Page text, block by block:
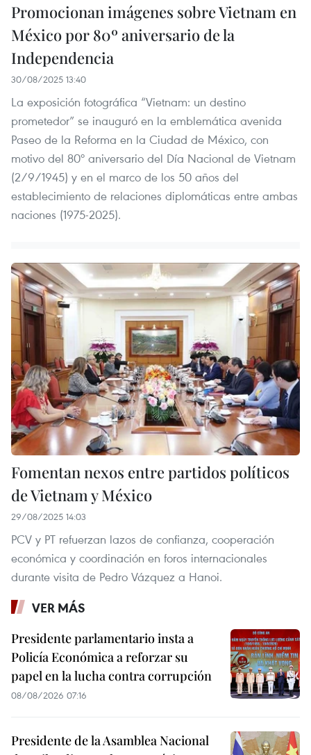
Promocionan imágenes sobre Vietnam en
México por 80º aniversario de la
Independencia
30/08/2025 13:40
La exposición fotográfica “Vietnam: un destino
prometedor” se inauguró en la emblemática avenida
Paseo de la Reforma en la Ciudad de México, con
motivo del 80º aniversario del Día Nacional de Vietnam
(2/9/1945) y en el marco de los 50 años del
establecimiento de relaciones diplomáticas entre ambas
naciones (1975-2025).
Fomentan nexos entre partidos políticos
de Vietnam y México
29/08/2025 14:03
PCV y PT refuerzan lazos de confianza, cooperación
económica y coordinación en foros internacionales
durante visita de Pedro Vázquez a Hanoi.
VER MÁS
Presidente parlamentario insta a
Policía Económica a reforzar su
papel en la lucha contra corrupción
08/08/2026 07:16
Presidente de la Asamblea Nacional